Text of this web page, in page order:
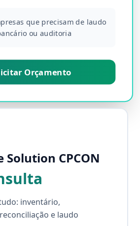
que precisam de laudo
ou auditoria
Orçamento
Solution CPCON
inventário,
e laudo